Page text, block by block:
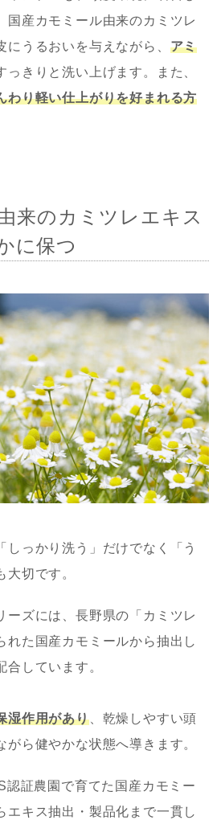
国産カモミール由来のカミツレ
にうるおいを与えながら、 アミ
っきりと洗い上げます。また、
わり軽い仕上がりを好まれる方
来のカミツレエキス
に保つ
しっかり洗う」だけでなく「う
大切です。
ーズには、長野県の「カミツレ
れた国産カモミールから抽出し
合しています。
湿作用があり、乾燥しやすい頭
がら健やかな状態へ導きます。
認証農園で育てた国産カモミー
エキス抽出・製品化まで一貫し